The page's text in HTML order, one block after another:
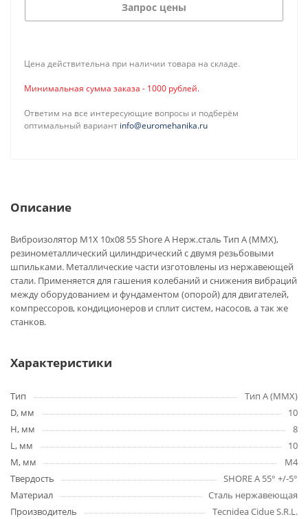
Запрос цены
Цена действительна при наличии товара на складе.
Минимальная сумма заказа - 1000 рублей.
Ответим на все интересующие вопросы и подберём
оптимальный вариант info@euromehanika.ru
Описание
Виброизолятор M1X 10x08 55 Shore A Нерж.сталь Тип А (MMX),
резинометаллический цилиндрический с двумя резьбовыми
шпильками. Металлические части изготовлены из нержавеющей
стали. Применяется для гашения колебаний и снижения вибраций
между оборудованием и фундаментом (опорой) для двигателей,
компрессоров, кондиционеров и сплит систем, насосов, а так же
станков.
Характеристики
Тип
Тип A (MMX)
D, мм
10
H, мм
8
L, мм
10
M, мм
M4
Твердость
SHORE A 55° +/-5°
Материал
Сталь нержавеющая
Производитель
Tecnidea Cidue S.R.L.